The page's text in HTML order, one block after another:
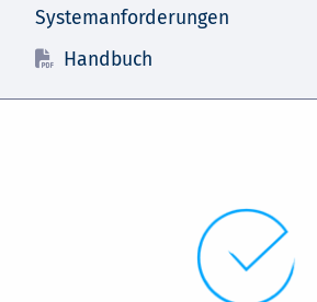
Systemanforderungen
Handbuch